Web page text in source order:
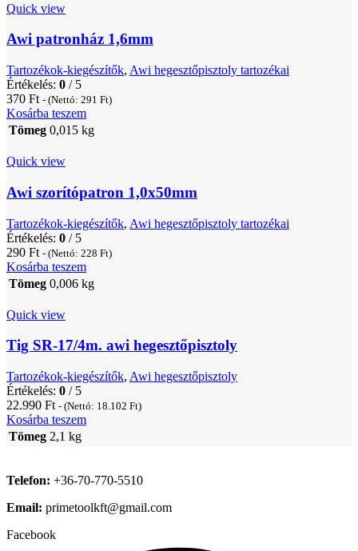
Quick view
Awi patronház 1,6mm
Tartozékok-kiegészítők, Awi hegesztőpisztoly tartozékai
Értékelés: 0 / 5
370 Ft - (Nettó: 291 Ft)
Kosárba teszem
Tömeg 0,015 kg
Quick view
Awi szorítópatron 1,0x50mm
Tartozékok-kiegészítők, Awi hegesztőpisztoly tartozékai
Értékelés: 0 / 5
290 Ft - (Nettó: 228 Ft)
Kosárba teszem
Tömeg 0,006 kg
Quick view
Tig SR-17/4m. awi hegesztőpisztoly
Tartozékok-kiegészítők, Awi hegesztőpisztoly
Értékelés: 0 / 5
22.990 Ft - (Nettó: 18.102 Ft)
Kosárba teszem
Tömeg 2,1 kg
Telefon: +36-70-770-5510
Email: primetoolkft@gmail.com
Facebook